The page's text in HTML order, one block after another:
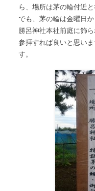
ら、場所は茅の輪付近と
でも、茅の輪は金曜日
勝呂神社本社前庭に飾
参拝すれば良いと思い
す。